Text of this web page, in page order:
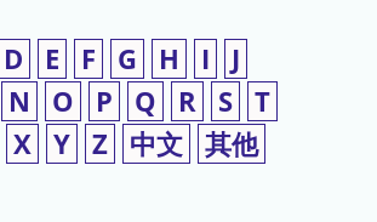
D E F G H I
J
N O P Q R S T
X Y Z 中文 其他